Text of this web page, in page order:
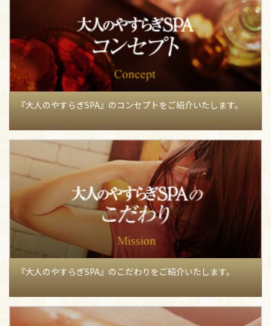
【過去掲載】お客様へのお知らせ、注意事項まとめ
NEWS 全店
2026年08月08日 08:49:04
ご予約方法についてのガイドライン〜完全版〜
【08月06日】 *｡ﾟ♥♡1周年♡♥*｡ﾟ【森ひなつのブログ】
52
【08月06日】8/5 お会いした方々へ(ᐢ´꒳｀ᐢ)
【間宮マキのブ
ログ】
84
【08月06日】
8/3 お会いした方々へ( ｡ᵒ̴̶̷̥́ - ᵒ̴̶̷̣̥̀ ｡)
ログ】
51
のブログ】
60
【08月06日】★黒★ 【菊池ふみなのブログ】
73
【08月05日】ロングからショートにしました！【大島あか
りのブログ】
61
【08月05日】
映画スパイダーマン、最高でした！
とのブログ】
【08月05日】 解禁！ 【天野さゆりのブログ】
71
ログ】
78
『大人のやすらぎSPA』のコンセプトをご紹介いたします。
『大人のやすらぎSPA』のこだわりをご紹介いたします。